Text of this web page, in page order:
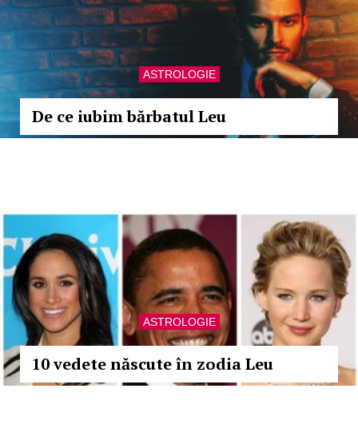
ASTROLOGIE
De ce iubim bărbatul Leu
ASTROLOGIE
10 vedete născute în zodia Leu